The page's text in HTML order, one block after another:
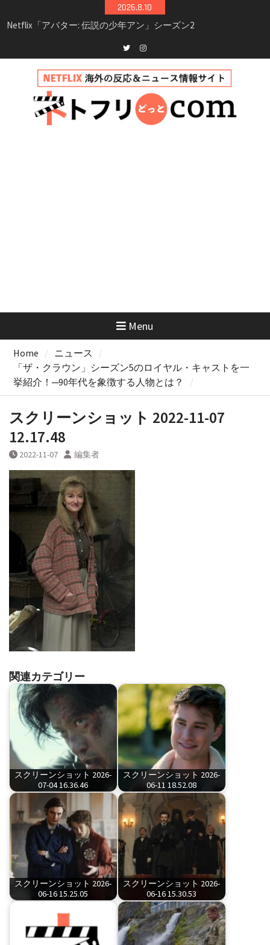
to
2026.8.10
シーズン3最新情報
Netflix映画「ボイスメールで恋をして」キャス
イッチ主演ロマコメ
新決定！2027年撮影開始へ
兄弟大騒動のコメディ映画「リトル・ブラザ
ー」がNetflixで配信！─キャスト・あらすじ・
見どころまとめ
Twitterinstagram
Menu
Home
ニュース
「ザ・クラウン」シーズン5のロイヤル・キャストを一
挙紹介！─90年代を象徴する人物とは？
スクリーンショット 2022-11-07
12.17.48
2022-11-07 編集者
関連カテゴリー
スクリーンショット 2026-
07-04 16.36.46
スクリーンショット 2026-
06-11 18.52.08
スクリーンショット 2026-
06-16 15.25.05
スクリーンショット 2026-
06-16 15.30.53